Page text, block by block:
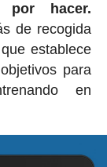
hacer.
de recogida
establece
para
en